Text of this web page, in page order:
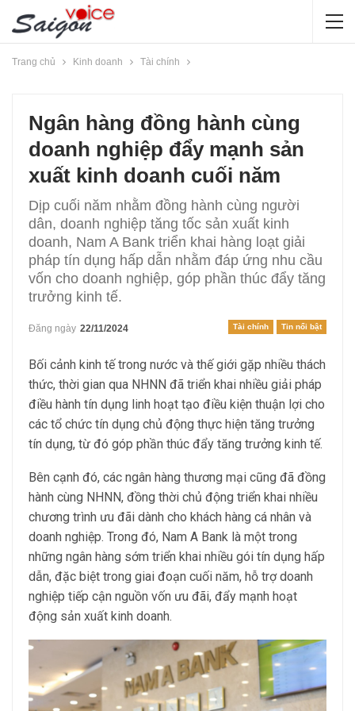
Trang chủ Kinh doanh Tài chính
Ngân hàng đồng hành cùng
doanh nghiệp đẩy mạnh sản
xuất kinh doanh cuối năm
Dịp cuối năm nhằm đồng hành cùng người
dân, doanh nghiệp tăng tốc sản xuất kinh
doanh, Nam A Bank triển khai hàng loạt giải
pháp tín dụng hấp dẫn nhằm đáp ứng nhu cầu
vốn cho doanh nghiệp, góp phần thúc đẩy tăng
trưởng kinh tế.
Tài chính Tin nổi bật
Đăng ngày 22/11/2024
Bối cảnh kinh tế trong nước và thế giới gặp nhiều thách
thức, thời gian qua NHNN đã triển khai nhiều giải pháp
điều hành tín dụng linh hoạt tạo điều kiện thuận lợi cho
các tổ chức tín dụng chủ động thực hiện tăng trưởng
tín dụng, từ đó góp phần thúc đẩy tăng trưởng kinh tế.
Bên cạnh đó, các ngân hàng thương mại cũng đã đồng
hành cùng NHNN, đồng thời chủ động triển khai nhiều
chương trình ưu đãi dành cho khách hàng cá nhân và
doanh nghiệp. Trong đó, Nam A Bank là một trong
những ngân hàng sớm triển khai nhiều gói tín dụng hấp
dẫn, đặc biệt trong giai đoạn cuối năm, hỗ trợ doanh
nghiệp tiếp cận nguồn vốn ưu đãi, đẩy mạnh hoạt
động sản xuất kinh doanh.